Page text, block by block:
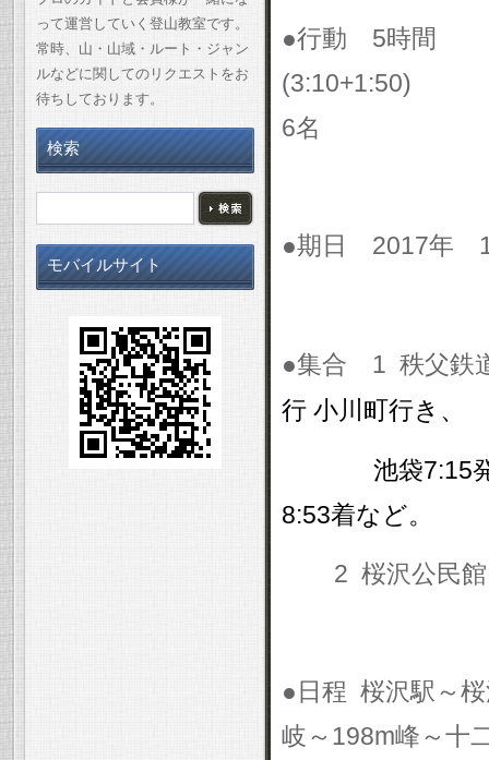
●行動 5時間
(3:10+1:50)
6名
●期日 2017年
●集合 1 秩父鉄
行 小川町行き 、
池袋7:15
8:53着など。
2 桜沢公民館
●日程 桜沢駅～
岐～ 198m峰～十
って運営していく登山教室です。
常時、山・山域・ルート・ジャン
ルなどに関してのリクエストをお
待ちしております。
検索
モバイルサイト